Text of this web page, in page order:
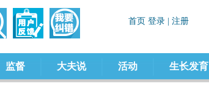
监督 大夫说 活动 生长发育